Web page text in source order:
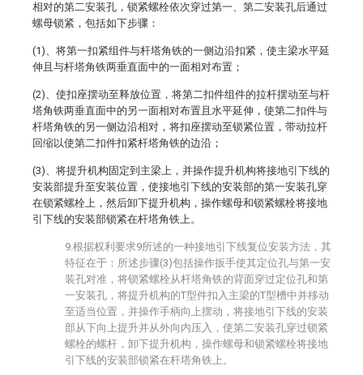
相对的第二安装孔，锁紧螺栓依次穿过第一、第二安装孔后通过
螺母锁紧，包括如下步骤：
(1)、将第一扣紧组件与杆塔角铁的一侧边沿扣紧，使主梁水平延
伸且与杆塔角铁两垂直面中的一面相对布置；
(2)、使扣座摆动至释放位置，将第二扣件组件的拉杆摆动至与杆
塔角铁两垂直面中的另一面相对布置且水平延伸，使第二扣件与
杆塔角铁的另一侧边沿相对，将扣座摆动至锁紧位置，带动拉杆
回缩以使第二扣件扣紧杆塔角铁的边沿；
(3)、将提升机构固定到主梁上，并操作提升机构将接地引下线的
安装部提升至安装位置，使接地引下线的安装部的第一安装孔穿
在锁紧螺栓上，然后卸下提升机构，操作螺母和锁紧螺栓将接地
引下线的安装部锁紧在杆塔角铁上。
9.根据权利要求9所述的一种接地引下线复位安装方法，其
特征在于：所述步骤(3)包括操作扳手使其定位孔与第一安
装孔对准，将锁紧螺栓从杆塔角铁的背面穿过定位孔和第
一安装孔，将提升机构的T型件扣入主梁的T型槽中并移动
至适当位置，并操作手柄向上摆动，将接地引下线的安装
部从下向上提升并从外向内压入，使第二安装孔穿过锁紧
螺栓的螺杆，卸下提升机构，操作螺母和锁紧螺栓将接地
引下线的安装部锁紧在杆塔角铁上。